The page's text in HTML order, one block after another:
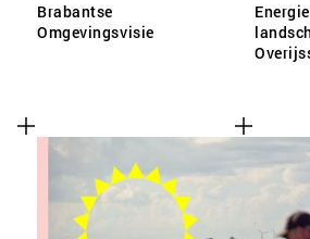
Brabantse
Omgevingsvisie